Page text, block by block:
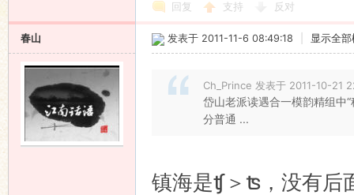
回复 支持 反对
春山 发表于 2011-11-6 08:49:18 显示全部
Ch_Prince 发表于 2011-10-21
岱山老派读遇合一模韵精组中
分普通 ...
镇海是ʧ＞ʦ，没有后